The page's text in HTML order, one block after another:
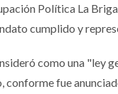
Política La
cumplido y
como una "ley
fue